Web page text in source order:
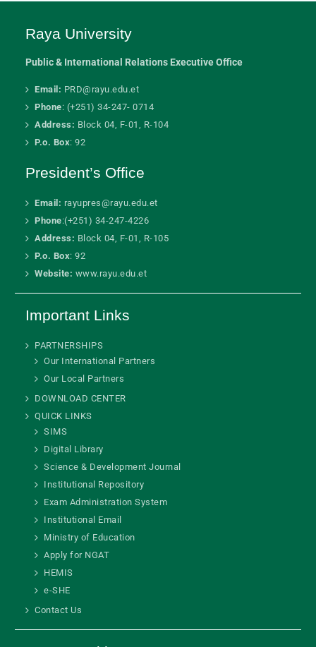
Raya University
Email:
PRD@rayu.edu.et
Phone
: (+251) 34-247- 0714
Address:Block 04, F-01, R-104
Email:
rayupres@rayu.edu.et
Phone
:(+251) 34-247-4226
Address:Block 04, F-01, R-105
P.o. Box
Important Links
PARTNERSHIPS
Our International Partners
DOWNLOAD CENTER
QUICK LINKS
SIMS
Digital Library
Science & Development Journal
Institutional Repository
Exam Administration System
Institutional Email
Ministry of Education
Apply for NGAT
HEMIS